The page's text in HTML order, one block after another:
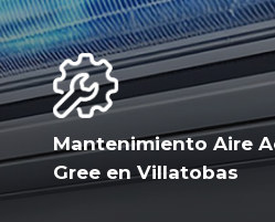
Mantenimiento Aire
Gree en Villatobas